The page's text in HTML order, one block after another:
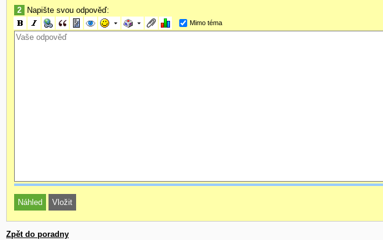
2 Napište svou odpověď:
Mimo téma
Zpět do poradny